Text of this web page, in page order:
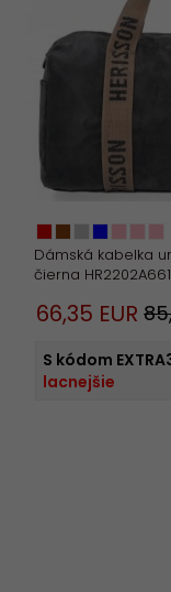
Dámská kabelka
čierna HR2202A661
66,35 EUR
S kódom
lacnejšie